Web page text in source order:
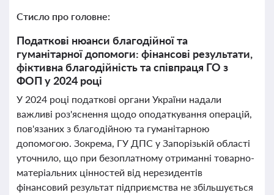
Стисло про головне:
Податкові нюанси благодійної та
гуманітарної допомоги: фінансові результати,
фіктивна благодійність та співпраця ГО з
ФОП у 2024 році
У 2024 році податкові органи України надали
важливі роз'яснення щодо оподаткування операцій,
пов'язаних з благодійною та гуманітарною
допомогою. Зокрема, ГУ ДПС у Запорізькій області
уточнило, що при безоплатному отриманні товарно-
матеріальних цінностей від нерезидентів
фінансовий результат підприємства не збільшується